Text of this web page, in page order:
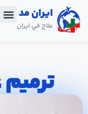
ایران مد
علاج ﻓﻲ ایران
ترميم